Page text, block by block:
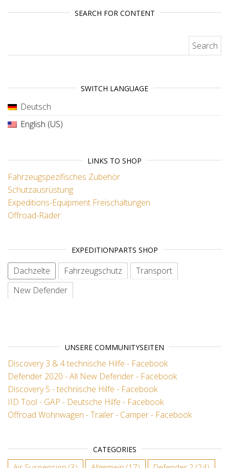
SEARCH FOR CONTENT
SWITCH LANGUAGE
Deutsch
English (US)
LINKS TO SHOP
Fahrzeugspezifisches Zubehör
Schutzausrüstung
Expeditions-Equipment Freischaltungen
Offroad-Räder
EXPEDITIONPARTS SHOP
Dachzelte Fahrzeugschutz
Transport
New Defender
UNSERE COMMUNITYSEITEN
Discovery 3 & 4 technische Hilfe - Facebook
Defender 2020 - All New Defender - Facebook
Discovery 5 - technische Hilfe - Facebook
IID Tool - GAP - Deutsche Hilfe - Facebook
Offroad Wohnwagen - Trailer - Camper - Facebook
CATEGORIES